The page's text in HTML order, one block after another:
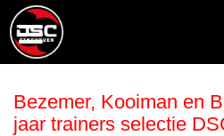
Bezemer, Kooiman en
jaar trainers selectie